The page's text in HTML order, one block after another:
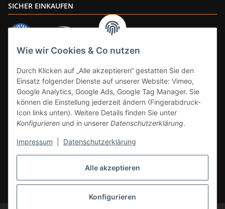
Alle akzeptieren
Konfigurieren
Wie wir Cookies & Co nutzen
Durch Klicken auf „Alle akzeptieren“ gestatten Sie den
Einsatz folgender Dienste auf unserer Website: Vimeo,
Google Analytics, Google Ads, Google Tag Manager. Sie
können die Einstellung jederzeit ändern (Fingerabdruck-
Icon links unten). Weitere Details finden Sie unter
Konfigurieren und in unserer Datenschutzerklärung.
Impressum Datenschutzerklärung
SICHER EINKAUFEN
* Alle Preise inkl. gesetzlicher Mwst., zzgl.Versand
DE, gilt nicht für Großgeräte per Spedition). Artikel mit 0% MwSt. (gem. §